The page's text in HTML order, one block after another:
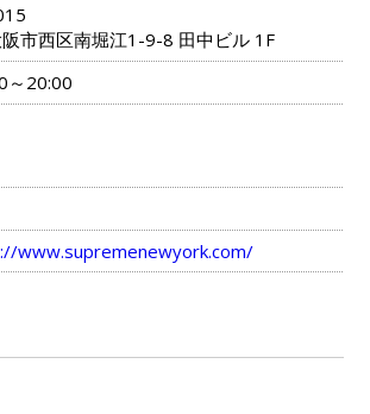
市西区南堀江1-9-8 田中ビル 1F
～20:00
www.supremenewyork.com/